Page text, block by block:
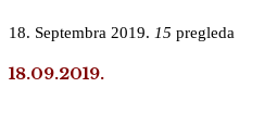
18. Septembra 2019. 15 pregleda
18.09.2019.